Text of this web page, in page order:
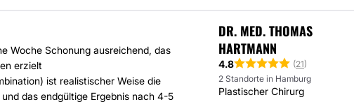
Woche Schonung ausreichend, das
erzielt
ist realistischer Weise die
das endgültige Ergebnis nach 4-5
DR. MED. THOMAS
HARTMANN
4.8 (21)
2 Standorte in Hamburg
Plastischer Chirurg